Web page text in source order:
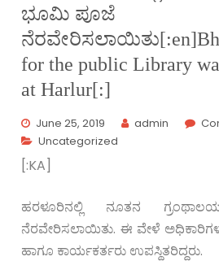
ಭೂಮಿ ಪೂಜೆ
for the public Library
at Harlur[:]
June 25, 2019 admin
Uncategorized
[:KA]
ಹರಳೂರಿನಲ್ಲಿ ನೂತನ
ನೆರವೇರಿಸಲಾಯಿತು. ಈ ವೇಳೆ
ಹಾಗೂ ಕಾರ್ಯಕರ್ತರು ಉಪಸ್ಥಿತರಿದ್ದರು.